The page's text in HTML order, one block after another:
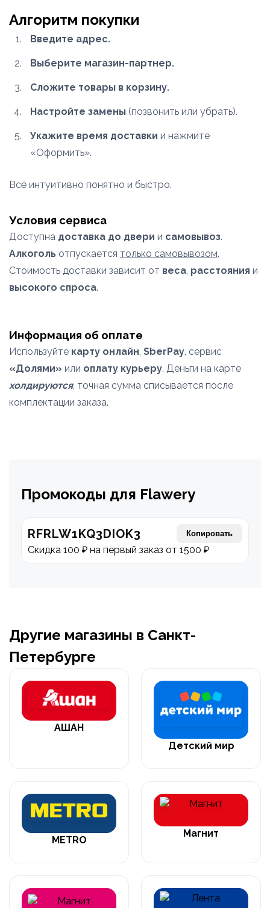
Алгоритм покупки
Введите адрес.
Выберите магазин-партнер.
Сложите товары в корзину.
Настройте замены (позвонить или убрать).
Укажите время доставки и нажмите
«Оформить».
Всё интуитивно понятно и быстро.
Условия сервиса
Доступна доставка до двери и самовывоз.
Алкоголь отпускается только самовывозом.
Стоимость доставки зависит от веса, расстояния и
высокого спроса.
Информация об оплате
Используйте карту онлайн, SberPay, сервис
«Долями» или оплату курьеру. Деньги на карте
холдируются, точная сумма списывается после
комплектации заказа.
Промокоды для Flawery
RFRLW1KQ3DIOK3 Копировать
Скидка 100 ₽ на первый заказ от 1500 ₽
Другие магазины в Санкт-
Петербурге
АШАН
Детский мир
METRO
Магнит